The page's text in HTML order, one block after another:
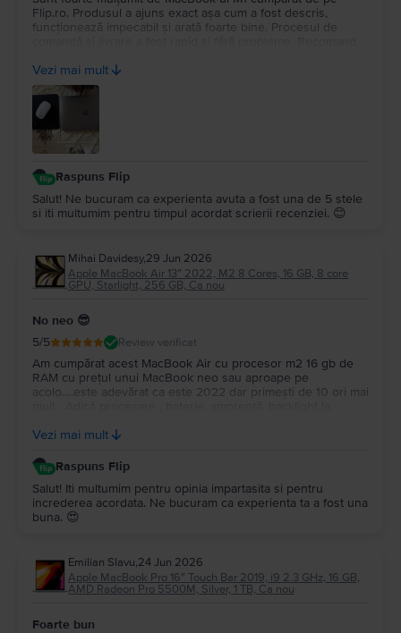
Flip.ro. Produsul a ajuns exact așa cum a fost descris,
funcționează impecabil și arată foarte bine. Procesul de
Mulțumesc pentru experiența plăcută!
Vezi mai mult
Raspuns Flip
Salut! Ne bucuram ca experienta avuta a fost una de 5 stele
si iti multumim pentru timpul acordat scrierii recenziei. 😊
Mihai Davidesy,29 Jun 2026
Apple MacBook Air 13″ 2022, M2 8 Cores, 16 GB, 8 core
GPU, Starlight, 256 GB, Ca nou
No neo 😎
5/5 Review verificat
Am cumpărat acest MacBook Air cu procesor m2 16 gb de
RAM cu prețul unui MacBook neo sau aproape pe
acolo….este adevărat ca este 2022 dar primești de 10 ori mai
super portabil …nu îl simți în geantă…Multumesc
Vezi mai mult
Raspuns Flip
Salut! Iti multumim pentru opinia impartasita si pentru
increderea acordata. Ne bucuram ca experienta ta a fost una
buna. 😍
Emilian Slavu,24 Jun 2026
Apple MacBook Pro 16″ Touch Bar 2019, i9 2.3 GHz, 16 GB,
AMD Radeon Pro 5500M, Silver, 1 TB, Ca nou
Foarte bun